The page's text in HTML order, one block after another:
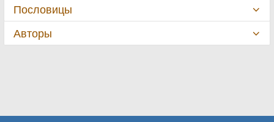
Пословицы
Авторы